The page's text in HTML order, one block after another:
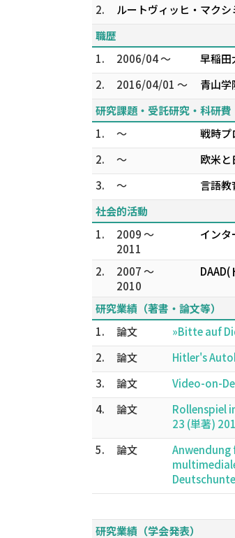
2.
ルートヴィッヒ・マクシ
職歴
1.
2006/04 ～
早稲田
2.
2016/04/01 ～
青山学
研究課題・受託研究・科研費
1.
～
戦時プ
2.
～
欧米と
3.
～
言語
社会的活動
1.
2009 ～
2011
インタ
2.
2007 ～
2010
研究業績（著書・論文等）
1.
論文
»Bitte auf
2.
論文
Hitler's
3.
論文
Video-on-
4.
論文
Rollenspiel
23 (単著)
5.
論文
Anwendung
研究業績（学会発表）